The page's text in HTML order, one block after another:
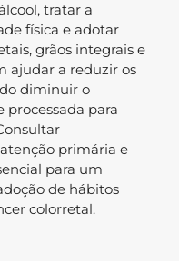
tratar a
física e adotar
grãos integrais e
ajudar a reduzir os
diminuir o
processada para
primária e
para um
de hábitos
colorretal.